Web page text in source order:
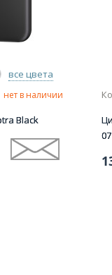
все цвета
нет в наличии
Black